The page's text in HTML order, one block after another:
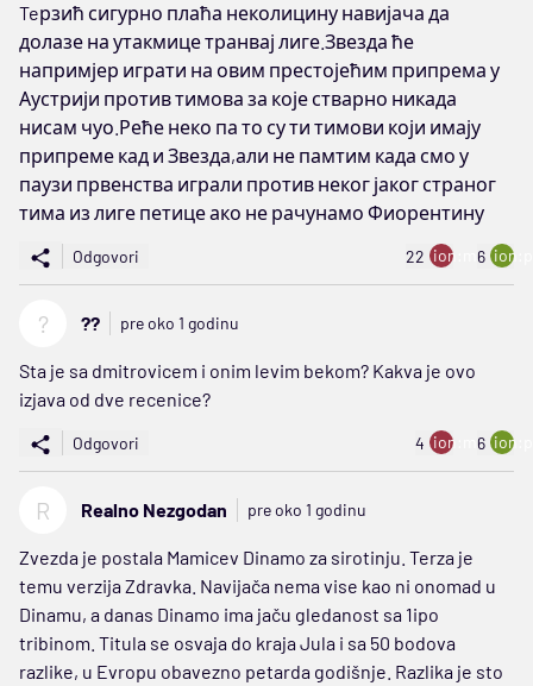
Teрзић сигурно плаћа неколицину навијача да
долазе на утакмице транвај лиге.Звезда ће
напримјер играти на овим престојећим припрема у
Аустрији против тимова за које стварно никада
нисам чуо.Реће неко па то су ти тимови који имају
припреме кад и Звезда,али не памтим када смо у
паузи првенства играли против неког јаког страног
тима из лиге петице ако не рачунамо Фиорентину
Odgovori 22 ion:minus
6
? ?? pre oko 1 godinu
Sta je sa dmitrovicem i onim levim bekom? Kakva je ovo
izjava od dve recenice?
Odgovori 4 ion:minus
6
R Realno Nezgodan pre oko 1 godinu
Zvezda je postala Mamicev Dinamo za sirotinju. Terza je
temu verzija Zdravka. Navijača nema vise kao ni onomad u
Dinamu, a danas Dinamo ima jaču gledanost sa 1ipo
tribinom. Titula se osvaja do kraja Jula i sa 50 bodova
razlike, u Evropu obavezno petarda godišnje. Razlika je sto